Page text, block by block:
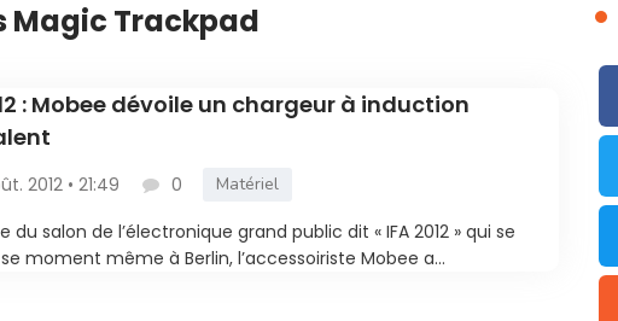
Magic Trackpad
: Mobee dévoile un chargeur à induction
2012 • 21:49 0 Matériel
du salon de l’électronique grand public dit « IFA 2012 » qui se
moment même à Berlin, l’accessoiriste Mobee a...